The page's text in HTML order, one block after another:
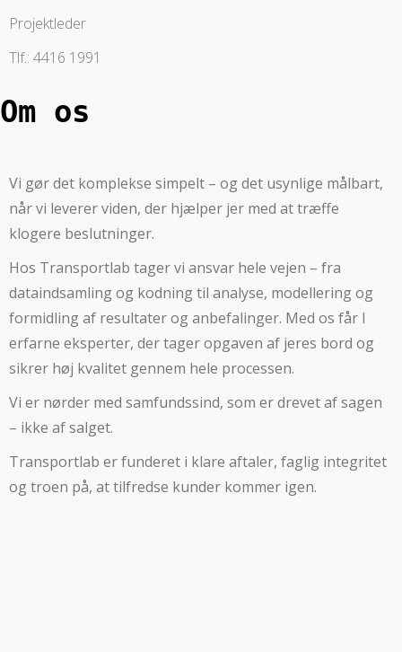
Projektleder
Tlf.: 4416 1991
Om os
Vi gør det komplekse simpelt – og det usynlige målbart,
når vi leverer viden, der hjælper jer med at træffe
klogere beslutninger.
Hos Transportlab tager vi ansvar hele vejen – fra
dataindsamling og kodning til analyse, modellering og
formidling af resultater og anbefalinger. Med os får I
erfarne eksperter, der tager opgaven af jeres bord og
sikrer høj kvalitet gennem hele processen.
Vi er nørder med samfundssind, som er drevet af sagen
– ikke af salget.
Transportlab er funderet i klare aftaler, faglig integritet
og troen på, at tilfredse kunder kommer igen.